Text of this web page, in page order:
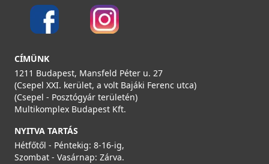
CÍMÜNK
1211 Budapest, Mansfeld Péter u. 27
(Csepel XXI. kerület, a volt Bajáki Ferenc utca)
(Csepel - Posztógyár területén)
Multikomplex Budapest Kft.
NYITVA TARTÁS
Hétfőtől - Péntekig: 8-16-ig,
Szombat - Vasárnap: Zárva.